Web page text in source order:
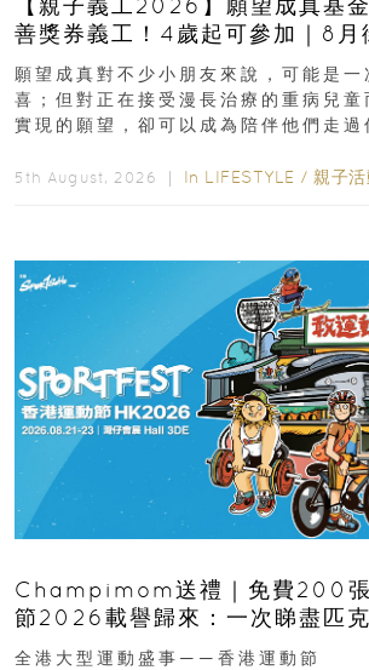
【親子義工2026】願望成真基
善獎券義工！4歲起可參加｜8月
新界
願望成真對不少小朋友來說，可能是一
喜；但對正在接受漫長治療的重病兒童
實現的願望，卻可以成為陪伴他們走過
5th August, 2026 ｜ In LIFESTYLE / 親子活
Champimom送禮｜免費200張
節2026載譽歸來：一次睇盡匹
動、街舞比賽＋逾百運動品牌展覽
全港大型運動盛事——香港運動節